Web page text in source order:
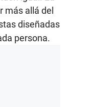
más allá del
diseñadas
persona.